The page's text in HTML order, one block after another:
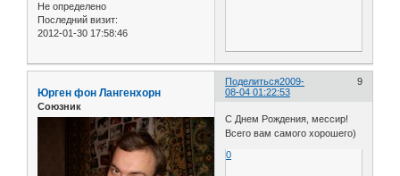
Не определено
Последний визит:
2012-01-30 17:58:46
Поделиться 9
2009-
08-04 01:22:53
Юрген фон Лангенхорн
Союзник
С Днем Рождения, мессир!
Всего вам самого хорошего)
0